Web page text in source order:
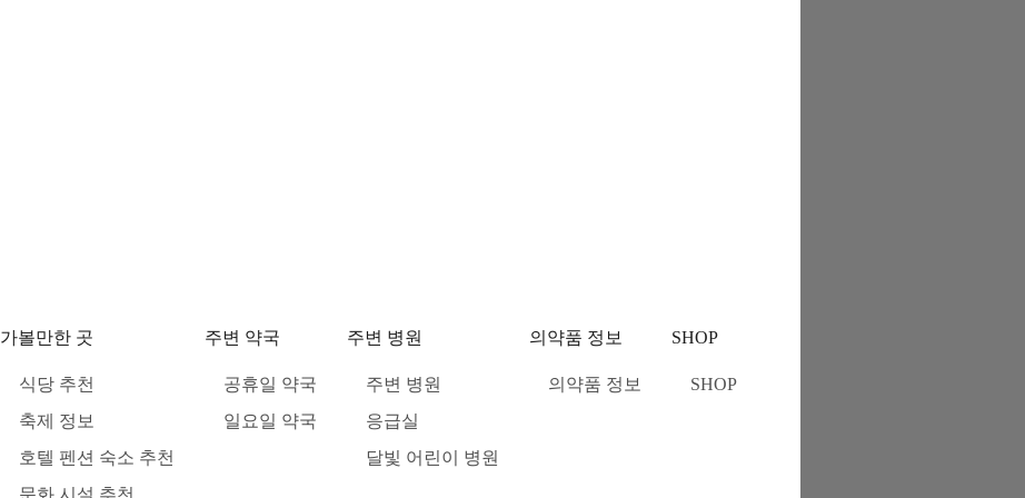
가볼만한 곳
식당 추천
축제 정보
호텔 펜션 숙소 추천
문화 시설 추천
주변 약국
공휴일 약국
일요일 약국
주변 병원
주변 병원
응급실
달빛 어린이 병원
의약품 정보
의약품 정보
SHOP
SHOP